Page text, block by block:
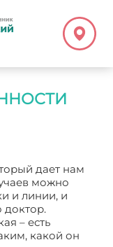
дает нам
можно
и линии, и
доктор.
– есть
какой он